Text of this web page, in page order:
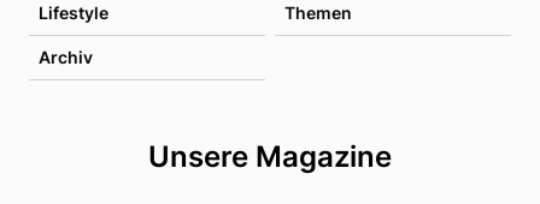
Lifestyle Themen
Archiv
Unsere Magazine